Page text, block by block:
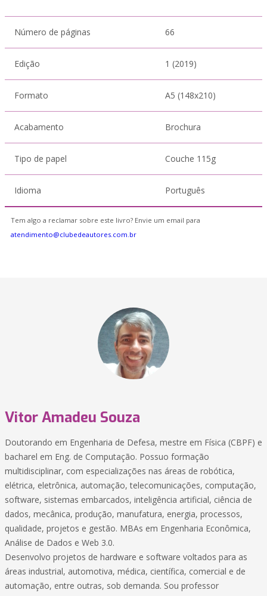
Número de páginas 66
Edição 1 (2019)
Formato A5 (148x210)
Acabamento Brochura
Tipo de papel Couche 115g
Idioma Português
Tem algo a reclamar sobre este livro? Envie um email para
atendimento@clubedeautores.com.br
Vitor Amadeu Souza
Doutorando em Engenharia de Defesa, mestre em Física (CBPF) e
bacharel em Eng. de Computação. Possuo formação
multidisciplinar, com especializações nas áreas de robótica,
elétrica, eletrônica, automação, telecomunicações, computação,
software, sistemas embarcados, inteligência artificial, ciência de
dados, mecânica, produção, manufatura, energia, processos,
qualidade, projetos e gestão. MBAs em Engenharia Econômica,
Análise de Dados e Web 3.0.
Desenvolvo projetos de hardware e software voltados para as
áreas industrial, automotiva, médica, científica, comercial e de
automação, entre outras, sob demanda. Sou professor